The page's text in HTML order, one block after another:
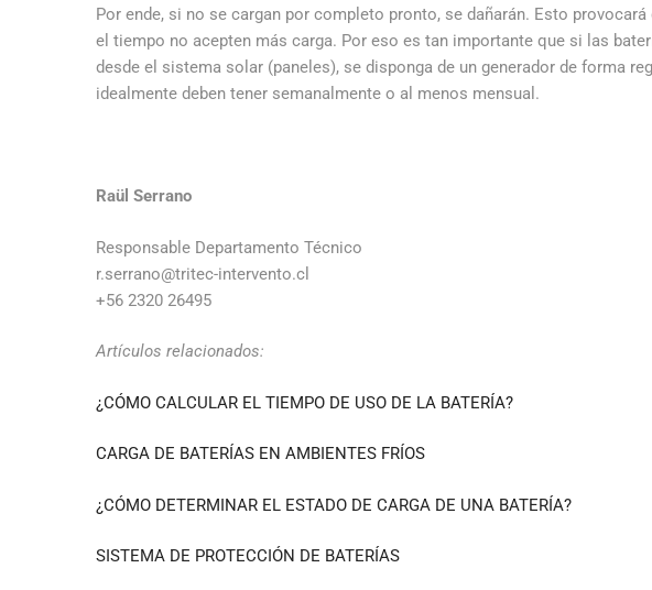
Por ende, si no se cargan por completo pronto, se dañarán. Esto
el tiempo no acepten más carga. Por eso es tan importante que si las
desde el sistema solar (paneles), se disponga de un generador de forma
idealmente deben tener semanalmente o al menos mensual.
Raül Serrano
Responsable Departamento Técnico
r.serrano@tritec-intervento.cl
+56 2320 26495
Artículos relacionados:
¿CÓMO CALCULAR EL TIEMPO DE USO DE LA BATERÍA?
CARGA DE BATERÍAS EN AMBIENTES FRÍOS
¿CÓMO DETERMINAR EL ESTADO DE CARGA DE UNA BATERÍA?
SISTEMA DE PROTECCIÓN DE BATERÍAS